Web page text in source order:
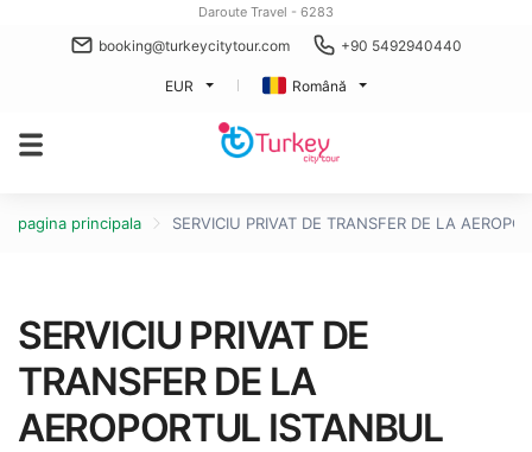
Daroute Travel - 6283
booking@turkeycitytour.com +90 5492940440
EUR Română
pagina principala SERVICIU PRIVAT DE TRANSFER DE LA
SERVICIU PRIVAT DE
TRANSFER DE LA
AEROPORTUL ISTANBUL